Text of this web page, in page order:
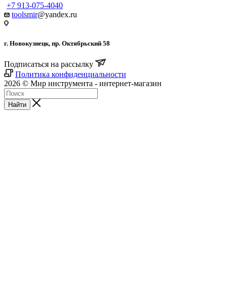
+7 913-075-4040
toolsmir@yandex.ru
г. Новокузнецк, пр. Октябрьский 58
Подписаться на рассылку
Политика конфиденциальности
2026 © Мир инструмента - интернет-магазин
Найти